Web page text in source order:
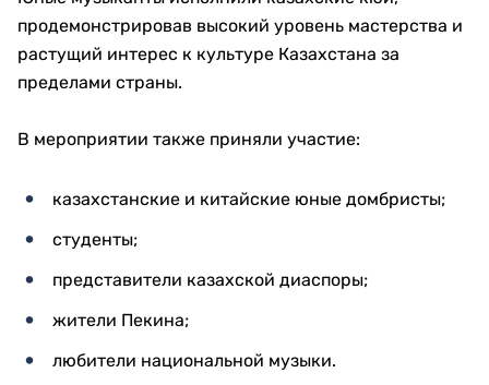
продемонстрировав высокий уровень мастерства и
растущий интерес к культуре Казахстана за
пределами страны.
В мероприятии также приняли участие:
казахстанские и китайские юные домбристы;
студенты;
представители казахской диаспоры;
жители Пекина;
любители национальной музыки.